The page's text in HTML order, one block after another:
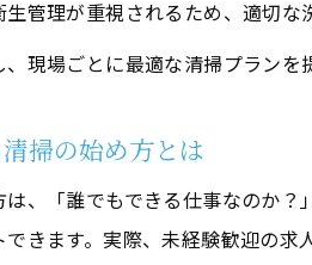
仕
座
正
管理が重視されるため、適切な
現場ごとに最適な清掃プラン
掃の始め方とは
、「誰でもできる仕事なのか
きます。実際、未経験歓迎の